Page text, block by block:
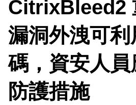
CitrixBleed2
漏洞外洩可利
碼，資安人員
防護措施